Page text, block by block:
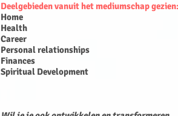
Deelgebieden vanuit het mediumschap gezien:
Home
Health
Career
Personal relationships
Finances
Spiritual Development